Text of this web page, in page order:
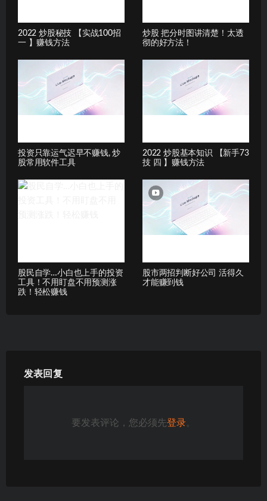
2022 炒股秘技 【实战100招
一 】赚钱方法
炒股 把分时图讲清楚！太透
彻的好方法！
投资只靠运气迟早不赚钱, 炒
股常用软件工具
2022 炒股基本知识 【新手73
技 四 】赚钱方法
股民自学…小白也上手的投资
工具！不用盯盘不用预测涨
跌！轻松赚钱
股市两招判断好公司 活得久
才能赚到钱
发表回复
要发表评论，您必须先登录。